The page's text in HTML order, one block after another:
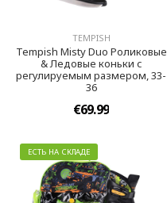
TEMPISH
Tempish Misty Duo Роликовые
& Ледовые коньки с
регулируемым размером, 33-
36
€69.99
ЕСТЬ НА СКЛАДЕ